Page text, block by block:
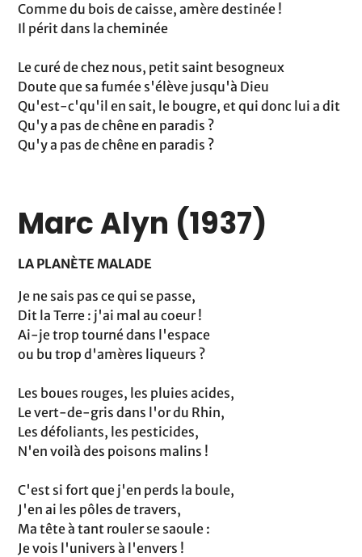
Comme du bois de caisse, amère destinée !
Il périt dans la cheminée
Le curé de chez nous, petit saint besogneux
Doute que sa fumée s'élève jusqu'à Dieu
Qu'est-c'qu'il en sait, le bougre, et qui donc lui a dit
Qu'y a pas de chêne en paradis ?
Qu'y a pas de chêne en paradis ?
Marc Alyn (1937)
LA PLANÈTE MALADE
Je ne sais pas ce qui se passe,
Dit la Terre : j'ai mal au coeur !
Ai-je trop tourné dans l'espace
ou bu trop d'amères liqueurs ?
Les boues rouges, les pluies acides,
Le vert-de-gris dans l'or du Rhin,
Les défoliants, les pesticides,
N'en voilà des poisons malins !
C'est si fort que j'en perds la boule,
J'en ai les pôles de travers,
Ma tête à tant rouler se saoule :
Je vois l'univers à l'envers !